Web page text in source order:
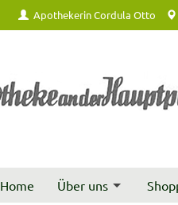
Apothekerin Cordula Otto
Home Über uns